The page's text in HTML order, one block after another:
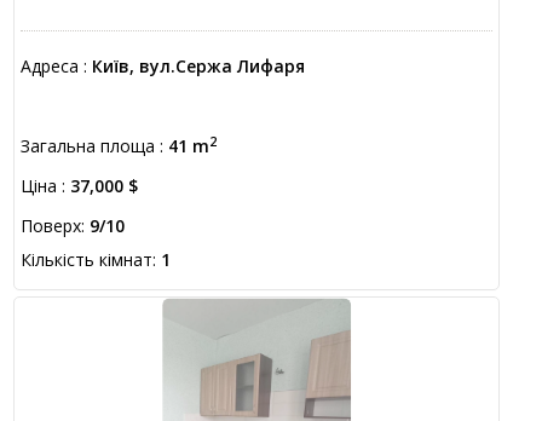
Адреса : Київ, вул.Сержа Лифаря
Загальна площа : 41 m2
Ціна : 37,000 $
Поверх: 9/10
Кількість кімнат: 1